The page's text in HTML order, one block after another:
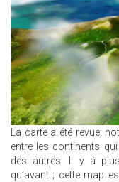
La carte a été revue,
entre les continents
des autres. Il y a
qu’avant ; cette map